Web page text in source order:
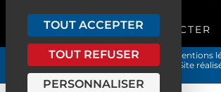
ME CONNECTER
Les Chirurgiens-Dentistes de France Mentions
confidentialité et gestion des cookies
| Site
©2026
TOUT ACCEPTER
TOUT REFUSER
PERSONNALISER